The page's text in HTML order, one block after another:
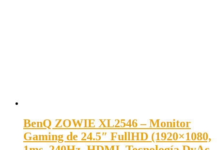
BenQ ZOWIE XL2546 – Monitor
Gaming de 24.5″ FullHD (1920×1080,